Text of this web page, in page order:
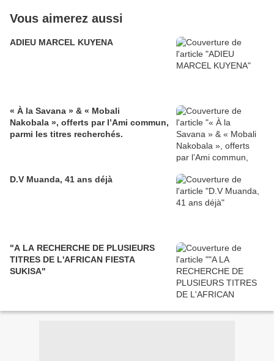
Vous aimerez aussi
ADIEU MARCEL KUYENA
« À la Savana » & « Mobali
Nakobala », offerts par l’Ami commun,
parmi les titres recherchés.
D.V Muanda, 41 ans déjà
"A LA RECHERCHE DE PLUSIEURS
TITRES DE L'AFRICAN FIESTA
SUKISA"